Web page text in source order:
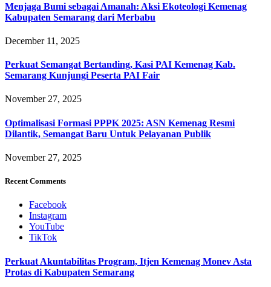
Menjaga Bumi sebagai Amanah: Aksi Ekoteologi Kemenag
Kabupaten Semarang dari Merbabu
December 11, 2025
Perkuat Semangat Bertanding, Kasi PAI Kemenag Kab.
Semarang Kunjungi Peserta PAI Fair
November 27, 2025
Optimalisasi Formasi PPPK 2025: ASN Kemenag Resmi
Dilantik, Semangat Baru Untuk Pelayanan Publik
November 27, 2025
Recent Comments
Facebook
Instagram
YouTube
TikTok
Perkuat Akuntabilitas Program, Itjen Kemenag Monev Asta
Protas di Kabupaten Semarang